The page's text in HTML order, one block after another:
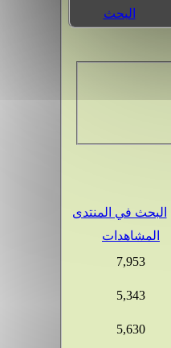
البحث
البحث في المنتدى
المشاهدات
7,953
5,343
5,630